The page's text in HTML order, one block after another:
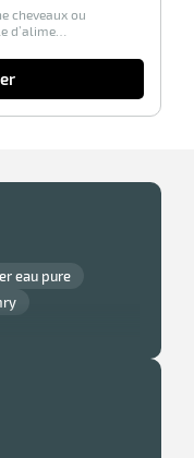
cheveaux ou
d’alime…
eau pure